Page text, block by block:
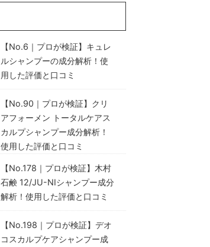
【No.6｜プロが検証】キュレ
ルシャンプーの成分解析！使
用した評価と口コミ
【No.90｜プロが検証】クリ
アフォーメン トータルケアス
カルプシャンプー成分解析！
使用した評価と口コミ
【No.178｜プロが検証】木村
石鹸 12/JU-NIシャンプー成分
解析！使用した評価と口コミ
【No.198｜プロが検証】デオ
コスカルプケアシャンプー成